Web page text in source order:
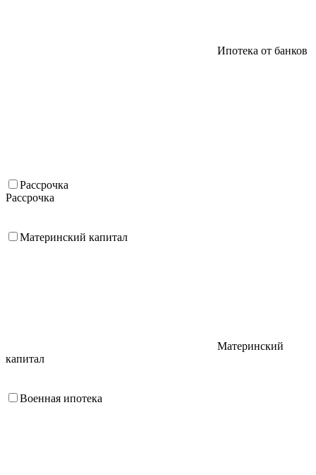
Ипотека от банков
Рассрочка
Рассрочка
Материнский капитал
Материнский
капитал
Военная ипотека